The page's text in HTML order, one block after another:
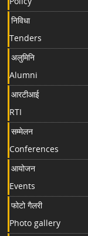
निविधा
Tenders
अलुमिनि
Alumni
आरटीआई
RTI
सम्मेलन
Conferences
आयोजन
Events
फोटो गैलरी
Photo gallery